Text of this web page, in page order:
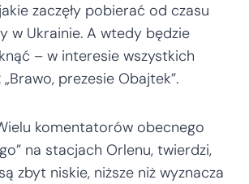
zaczęły pobierać od czasu
w Ukrainie. A wtedy będzie
– w interesie wszystkich
prezesie Obajtek”.
komentatorów obecnego
na stacjach Orlenu, twierdzi,
zbyt niskie, niższe niż wyznacza